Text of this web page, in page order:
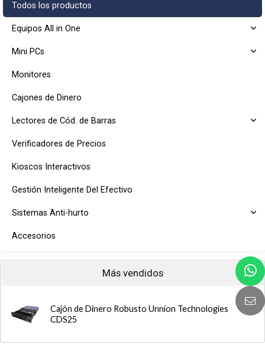
Todos los productos
Equipos All in One
Mini PCs
Monitores
Cajones de Dinero
Lectores de Cód. de Barras
Verificadores de Precios
Kioscos Interactivos
Gestión Inteligente Del Efectivo
Sistemas Anti-hurto
Accesorios
Más vendidos
Cajón de Dinero Robusto Unnion Technologies
CDS25